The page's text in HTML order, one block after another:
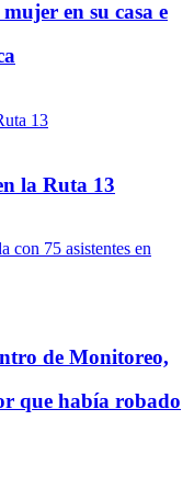
en su casa e
la Ruta 13
de Monitoreo,
que había robado